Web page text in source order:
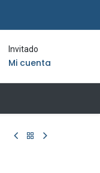
Invitado
Mi cuenta